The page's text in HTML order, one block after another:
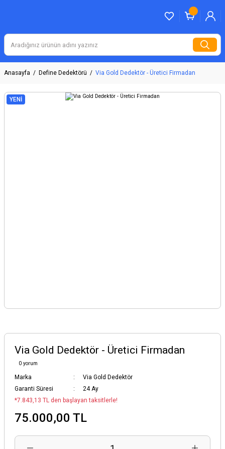
Anasayfa Define Dedektörü Via Gold Dedektör - Üretici Firmadan
YENİ
Via Gold Dedektör - Üretici Firmadan
0 yorum
Marka
Via Gold Dedektör
Garanti Süresi
24 Ay
*7.843,13 TL den başlayan taksitlerle!
75.000,00 TL